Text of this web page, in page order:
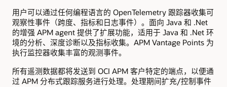
用户可以通过任何编程语言的 OpenTelemetry 跟踪器收集可
观察性事件（跨度、指标和日志事件）。面向 Java 和 .Net
的增强 APM agent 提供了扩展功能，适用于 Java 和 .Net 环
境的分析、深度诊断以及指标收集。APM Vantage Points 为
执行监控器收集丰富的观测事件。
所有遥测数据都将发送到 OCI APM 客户特定的端点，以便通
过 APM 分布式跟踪服务进行处理。处理期间扩充/控制事件